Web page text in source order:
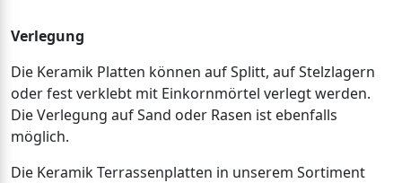
Verlegung
Die Keramik Platten können auf Splitt, auf Stelzlagern
oder fest verklebt mit Einkornmörtel verlegt werden.
Die Verlegung auf Sand oder Rasen ist ebenfalls
möglich.
Die Keramik Terrassenplatten in unserem Sortiment